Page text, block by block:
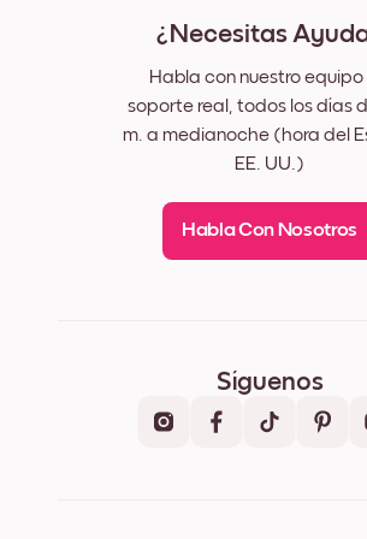
¿Necesitas
Habla con nuestro
soporte real, todos los días
m. a medianoche (hora del
EE. UU.)
Habla Con Nosotros
Síguenos